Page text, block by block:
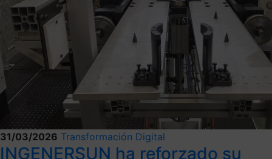
31/03/2026 Transformación Digital
INGENERSUN ha reforzado su